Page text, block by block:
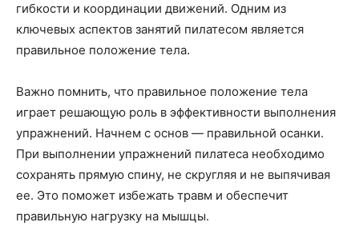
гибкости и координации движений. Одним из
ключевых аспектов занятий пилатесом является
правильное положение тела.
Важно помнить, что правильное положение тела
играет решающую роль в эффективности выполнения
упражнений. Начнем с основ — правильной осанки.
При выполнении упражнений пилатеса необходимо
сохранять прямую спину, не скругляя и не выпячивая
ее. Это поможет избежать травм и обеспечит
правильную нагрузку на мышцы.